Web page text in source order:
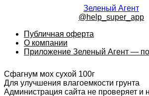
Зеленый Агент
@help_super_app
Публичная оферта
О компании
Приложение Зеленый Агент —
Сфагнум мох сухой 100г
Для улучшения влагоемкости грунта
Администрация сайта не проверяет и